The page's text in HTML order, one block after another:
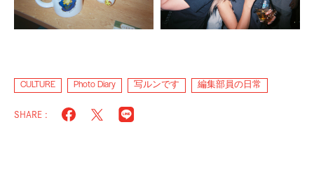
CULTURE Photo Diary 写ルンです 編集部員の日常
SHARE :